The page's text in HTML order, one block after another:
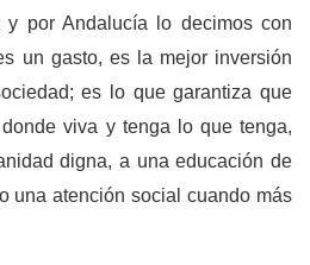
y por Andalucía lo decimos con
un gasto, es la mejor inversión
es lo que garantiza que
viva y tenga lo que tenga,
digna, a una educación de
una atención social cuando más